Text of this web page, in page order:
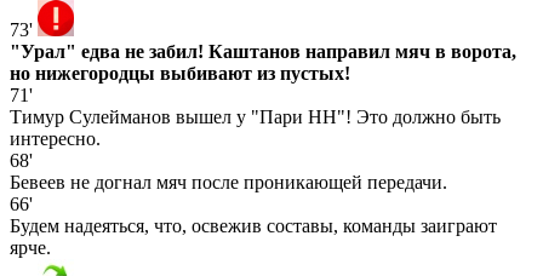
73'
"Урал" едва не забил! Каштанов направил мяч в ворота,
но нижегородцы выбивают из пустых!
71'
Тимур Сулейманов вышел у "Пари НН"! Это должно быть
интересно.
68'
Бевеев не догнал мяч после проникающей передачи.
66'
Будем надеяться, что, освежив составы, команды заиграют
ярче.